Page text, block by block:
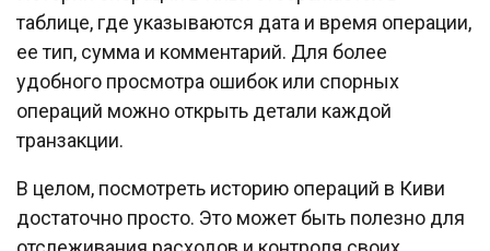
таблице, где указываются дата и время операции,
ее тип, сумма и комментарий. Для более
удобного просмотра ошибок или спорных
операций можно открыть детали каждой
транзакции.
В целом, посмотреть историю операций в Киви
достаточно просто. Это может быть полезно для